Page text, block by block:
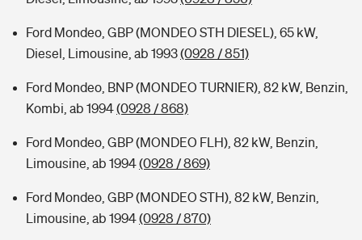
Ford Mondeo, GBP (MONDEO STH DIESEL), 65 kW,
Diesel, Limousine, ab 1993(0928 / 851)
Ford Mondeo, BNP (MONDEO TURNIER), 82 kW, Benzin,
Kombi, ab 1994(0928 / 868)
Ford Mondeo, GBP (MONDEO FLH), 82 kW, Benzin,
Limousine, ab 1994(0928 / 869)
Ford Mondeo, GBP (MONDEO STH), 82 kW, Benzin,
Limousine, ab 1994(0928 / 870)